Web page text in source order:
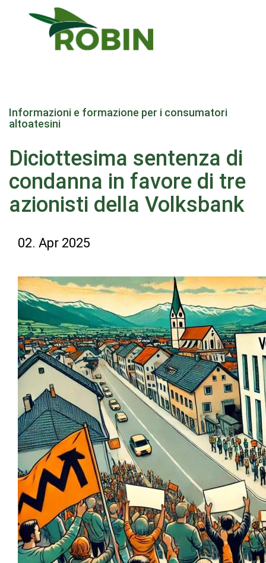
contenuto
Informazioni e formazione per i consumatori
altoatesini
Diciottesima sentenza di
condanna in favore di tre
azionisti della Volksbank
02. Apr 2025